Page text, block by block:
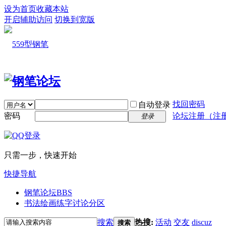
设为首页收藏本站
开启辅助访问 切换到宽版
自动登录 找回密码
密码
登录 论坛注册（注
只需一步，快速开始
快捷导航
钢笔论坛BBS
书法绘画练字讨论分区
搜索 搜索 热搜: 活动 交友 discuz